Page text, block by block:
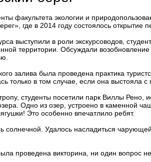
факультета экологии и
где в 2014 году состоялось открытие
выступили в роли экскурсоводов,
территории. Обсуждали
залива была проведена практика
только в том случае, если она выстояла
студенты посетили парк Виллы Рено,
Одно из озер, устроено в каменной
Это особенно впечатлило ребят.
солнечной. Удалось насладиться
проведена викторина, ни один вопрос